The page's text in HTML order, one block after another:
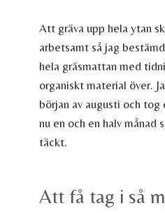
Att gräva upp hela ytan
arbetsamt så jag
hela gräsmattan med
organiskt material över.
början av augusti och
nu en och en halv månad
täckt.
Att få tag i så